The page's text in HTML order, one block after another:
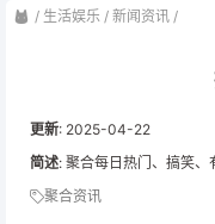
/ 生活娱乐 / 新闻资讯 /
更新: 2025-04-22
简述: 聚合每日热门、搞笑、
聚合资讯